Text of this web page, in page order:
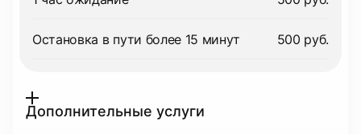
Остановка в пути более 15 минут 500 руб.
Дополнительные услуги